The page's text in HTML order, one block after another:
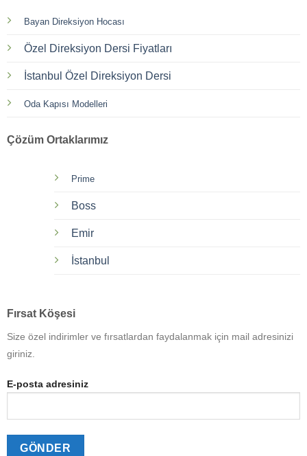
Bayan Direksiyon Hocası
Özel Direksiyon Dersi Fiyatları
İstanbul Özel Direksiyon Dersi
Oda Kapısı Modelleri
Çözüm Ortaklarımız
Prime
Boss
Emir
İstanbul
Fırsat Köşesi
Size özel indirimler ve fırsatlardan faydalanmak için mail adresinizi
giriniz.
E-posta adresiniz